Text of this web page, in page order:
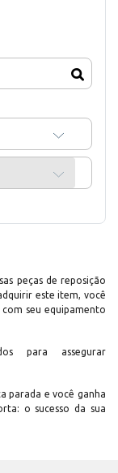
peças de reposição
este item, você
seu equipamento
para assegurar
parada e você ganha
o sucesso da sua